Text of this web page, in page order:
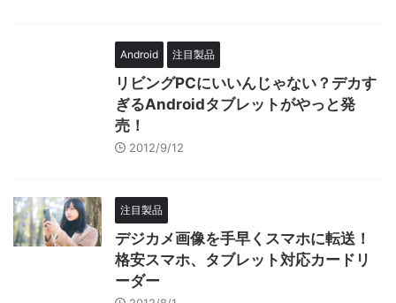
Android 注目製品
リビングPCにいいんじゃない？デカす
ぎるAndroidタブレットがやっと発
売！
2012/9/12
注目製品
デジカメ画像を手早くスマホに転送！
格安スマホ、タブレット対応カードリ
ーダー